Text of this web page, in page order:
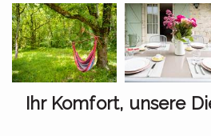
Ihr Komfort, unsere